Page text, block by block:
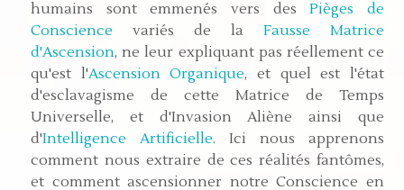
humains sont emmenés vers desPièges de
Conscience variés de la Fausse Matrice
d'Ascension, ne leur expliquant pas réellement ce
qu'est l'Ascension Organique, et quel est l'état
d'esclavagisme de cette Matrice de Temps
Universelle, et d'Invasion Aliène ainsi que
d'Intelligence Artificielle. Ici nous apprenons
comment nous extraire de ces réalités fantômes,
et comment ascensionner notre Conscience en